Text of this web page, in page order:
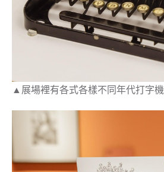
▲展場裡有各式各樣不同年代打字機